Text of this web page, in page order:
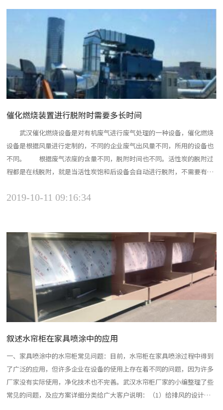
催化燃烧装置进行脱附时需要多长时间
武汉催化燃烧设备是对有机废气进行废气处理的一种设备，催化燃烧
设备是根据风量进行定制的，不同的企业废气出风量不同，所用的设备也
不同。 根据废气浓度的含量不同，脱附时间也不同。活性炭的脱附过
程都是在线脱附，就是当活性炭饱和后设备会自动进行脱附，不需要有人
进行三吸一脱或者是四吸一脱等，就是脱附的时候并不是全部脱附，只有
2019-10-11 09:16:34
叙述水帘柜在家具喷涂中的应用
一、家具喷涂中的水帘柜常见问题：目前，水帘柜在家具喷涂过程中得到
了广泛的应用，但许多企业在设备的使用上存在着不同的问题，因为许多
厂家没有实际使用，净化技术也不完善。武汉水帘柜厂家的小编整理了些
常见的问题，及应方案详细分类给广大客户说明：（1）给排风的设计不